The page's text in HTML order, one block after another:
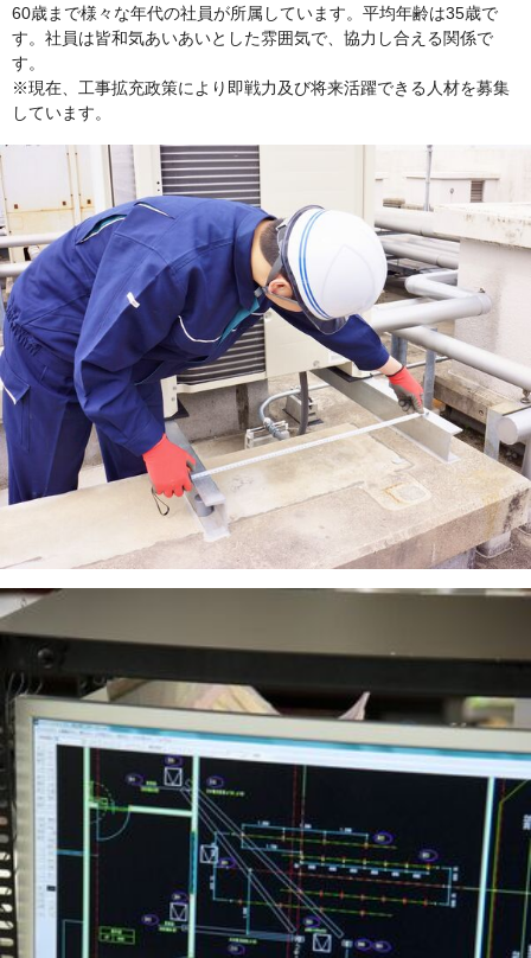
60歳まで様々な年代の社員が所属しています。平均年齢は35歳で
す。社員は皆和気あいあいとした雰囲気で、協力し合える関係で
す。
※現在、工事拡充政策により即戦力及び将来活躍できる人材を募集
しています。